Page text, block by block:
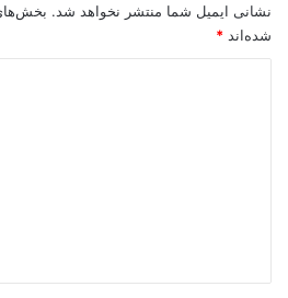
نشانی ایمیل شما منتشر نخواهد شد.
شده‌اند *